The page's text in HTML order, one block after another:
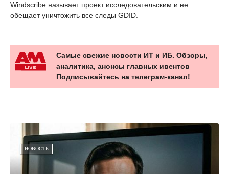
Windscribe называет проект исследовательским и не
обещает уничтожить все следы GDID.
Самые свежие новости ИТ и ИБ. Обзоры,
аналитика, анонсы главных ивентов
Подписывайтесь на телеграм-канал!
НОВОСТЬ